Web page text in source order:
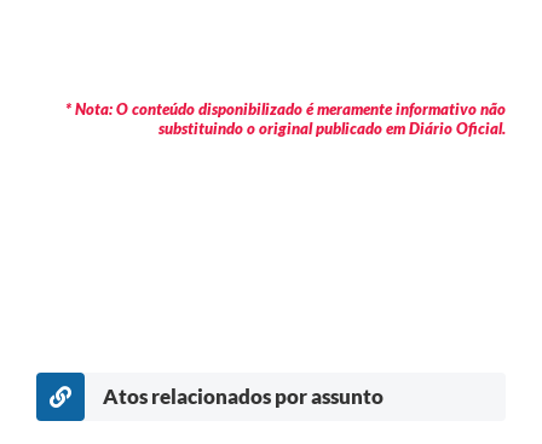
* Nota: O conteúdo disponibilizado é meramente informativo não
substituindo o original publicado em Diário Oficial.
Atos relacionados por assunto